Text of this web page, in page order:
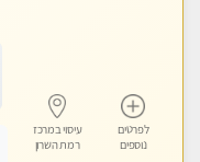
לפרטים
נוספים
עיסוי במרכז
רמת השרון